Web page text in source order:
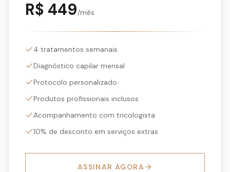
R$ 449/mês
4 tratamentos semanais
Diagnóstico capilar mensal
Protocolo personalizado
Produtos profissionais inclusos
Acompanhamento com tricologista
10% de desconto em serviços extras
ASSINAR AGORA